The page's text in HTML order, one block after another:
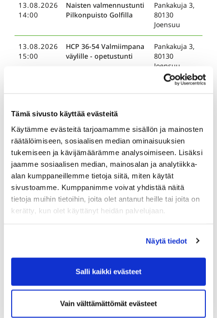
Tämä sivusto käyttää evästeitä
Käytämme evästeitä tarjoamamme sisällön ja mainosten
räätälöimiseen, sosiaalisen median ominaisuuksien
tukemiseen ja kävijämäärämme analysoimiseen. Lisäksi
jaamme sosiaalisen median, mainosalan ja analytiikka-
alan kumppaneillemme tietoja siitä, miten käytät
sivustoamme. Kumppanimme voivat yhdistää näitä
tietoja muihin tietoihin, joita olet antanut heille tai joita on
kerätty, kun olet käyttänyt heidän palvelujaan.
Näytä tiedot
Salli kaikki evästeet
Vain välttämättömät evästeet
13.08.2026
14:00
Naisten valmennustunti
Pilkonpuisto Golfilla
Pankakuja 3,
80130
Joensuu
13.08.2026
15:00
HCP 36-54 Valmiimpana
väylille - opetustunti
Pankakuja 3,
80130
Joensuu
lyöntipelimestaruus
Vaskiportintie
15.08.2026
05:00
Karelia Golf
Mestaruusviikonloppu
2026: Naiset
lyöntipelimestaruus
Vaskiportintie
7, 80780
Kontioniemi
15.08.2026
05:00
Karelia Golf
Mestaruusviikonloppu:
Miehet Klubimestaruus
Vaskiportintie
7, 80780
Kontioniemi